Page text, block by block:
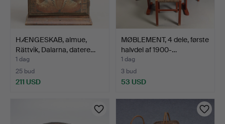
HÆNGESKAB, almue,
Rättvik, Dalarna, datere…
1 dag
25 bud
211 USD
MØBLEMENT, 4 dele, første
halvdel af 1900-…
1 dag
3 bud
53 USD